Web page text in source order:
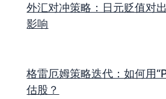
外汇对冲策略：日元贬值对
影响
格雷厄姆策略迭代：如何用
估股？